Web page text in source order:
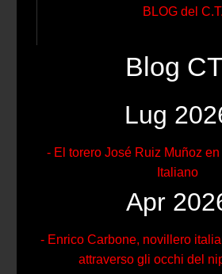
BLOG del
Blog
Lug
- El torero José Ruiz Muñoz
Italiano
Apr
- Enrico Carbone, novillero
attraverso gli occhi del